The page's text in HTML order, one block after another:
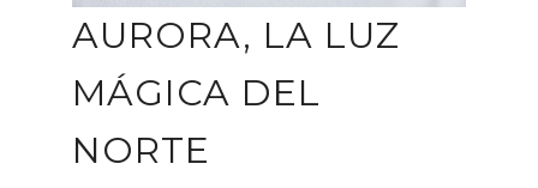
AURORA, LA LUZ
MÁGICA DEL
NORTE